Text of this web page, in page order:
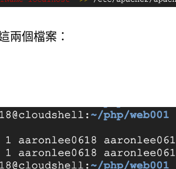
兩個檔案：